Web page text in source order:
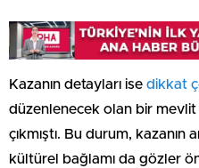
Kazanın detayları ise dikkat
düzenlenecek olan bir mevlit
çıkmıştı. Bu durum, kazanın
kültürel bağlamı da gözler